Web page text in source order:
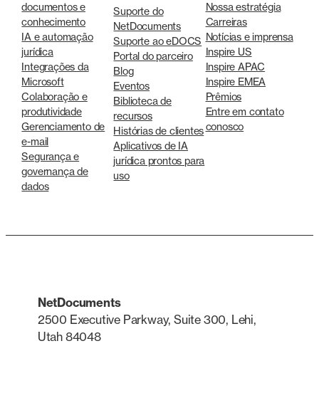
documentos e
conhecimento
IA e automação
jurídica
Integrações da
Microsoft
Colaboração e
produtividade
Gerenciamento de
e-mail
Segurança e
governança de
dados
Suporte do
NetDocuments
Suporte ao eDOCS
Portal do parceiro
Blog
Eventos
Biblioteca de
recursos
Histórias de clientes
Aplicativos de IA
jurídica prontos para
uso
Nossa estratégia
Carreiras
Notícias e imprensa
Inspire US
Inspire APAC
Inspire EMEA
Prêmios
Entre em contato
conosco
NetDocuments
2500 Executive Parkway, Suite 300, Lehi,
Utah 84048